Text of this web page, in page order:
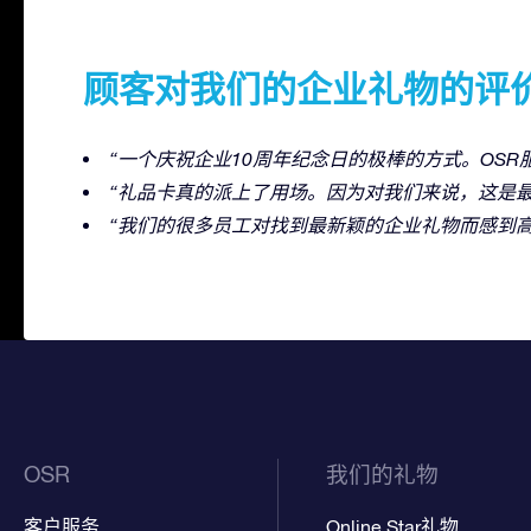
顾客对我们的企业礼物的评
“一个庆祝企业10周年纪念日的极棒的方式。OSR
“礼品卡真的派上了用场。因为对我们来说，这是
“我们的很多员工对找到最新颖的企业礼物而感到
OSR
客户服务
我们的礼物
Online Star礼物